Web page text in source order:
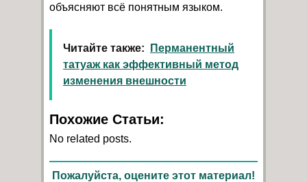
объясняют всё понятным языком.
Читайте также:
Перманентный
татуаж как эффективный метод
изменения внешности
Похожие Статьи:
No related posts.
Пожалуйста, оцените этот материал!